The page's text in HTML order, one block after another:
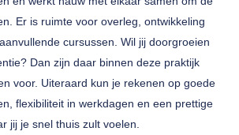
Er is ruimte voor overleg, ontwikkeling
cursussen. Wil jij doorgroeien
Dan zijn daar binnen deze praktijk
voor. Uiteraard kun je rekenen op goede
flexibiliteit in werkdagen en een prettige
jij je snel thuis zult voelen.